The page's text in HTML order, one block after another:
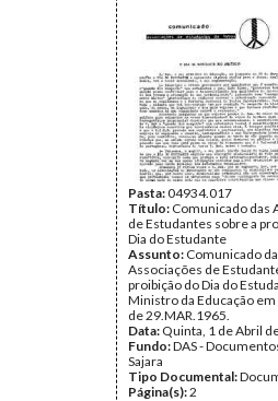
Pasta:04934.017
Título: Comunicado das
de Estudantes sobre a
Dia do Estudante
Assunto: Comunicado
Associações de
proibição do Dia do
Ministro da Educação
de 29.MAR.1965.
Data: Quinta, 1 de Abril
Fundo:DAS -
Sajara
Tipo Documental:
Página(s):2